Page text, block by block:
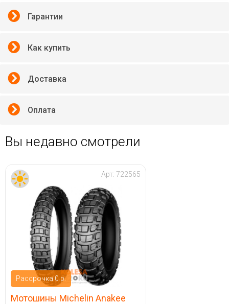
Гарантии
Как купить
Доставка
Оплата
Вы недавно смотрели
Рассрочка 0 р.
Арт: 722565
Мотошины Michelin Anakee